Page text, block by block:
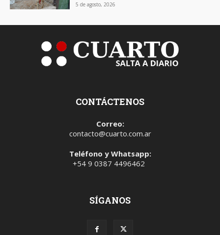
5 de agosto, 2026
CONTÁCTENOS
Correo:
contacto@cuarto.com.ar
Teléfono y Whatsapp:
+54 9 0387 4496462
SÍGANOS